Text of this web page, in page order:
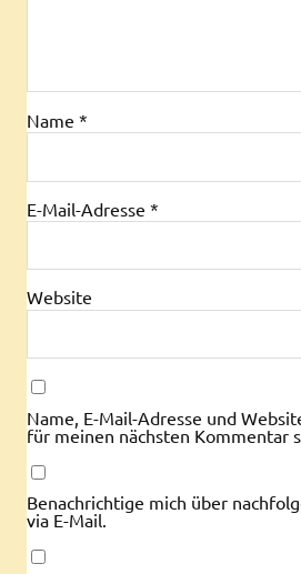
Name *
E-Mail-Adresse *
Website
Name, E-Mail-Adresse und
für meinen nächsten Kommentar
Benachrichtige mich über
via E-Mail.